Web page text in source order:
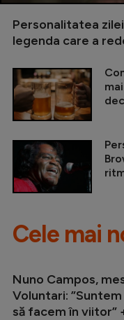
Personalitatea
legenda care a
Cele mai
Nuno Campos,
Voluntari:
să facem în viitor”